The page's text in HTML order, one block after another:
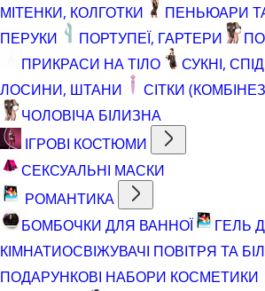
МІТЕНКИ, КОЛГОТКИ
ПЕНЬЮАРИ
ПЕРУКИ
ПОРТУПЕЇ, ГАРТЕРИ
ПРИКРАСИ НА ТІЛО
СУКНІ,
ЛОСИНИ, ШТАНИ
СІТКИ
ЧОЛОВІЧА БІЛИЗНА
ІГРОВІ КОСТЮМИ
СЕКСУАЛЬНІ МАСКИ
РОМАНТИКА
БОМБОЧКИ ДЛЯ ВАННОЇ
ГЕЛЬ
КІМНАТИОСВІЖУВАЧІ ПОВІТРЯ ТА
ПОДАРУНКОВІ НАБОРИ КОСМЕТИКИ